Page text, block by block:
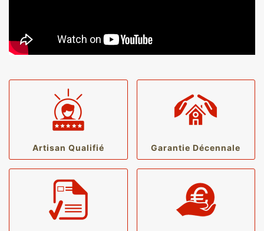
Artisan Qualifié Garantie Décennale